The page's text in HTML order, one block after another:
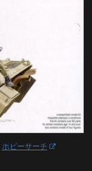
ホビーサーチ